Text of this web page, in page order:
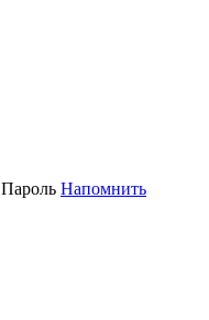
Пароль Напомнить